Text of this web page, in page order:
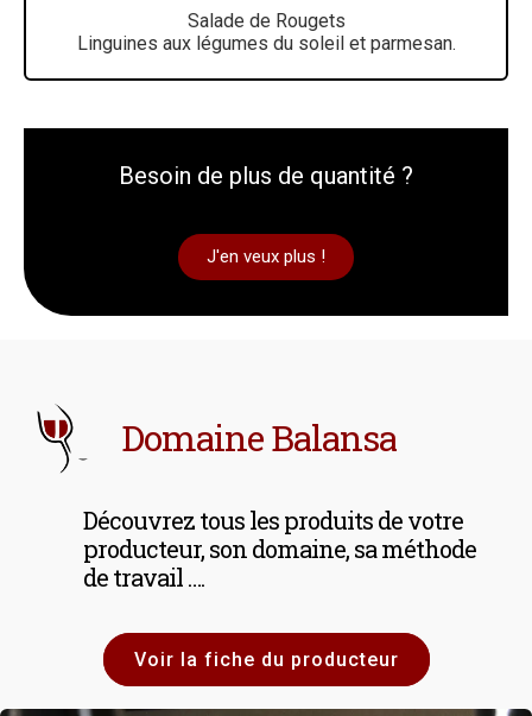
Salade de Rougets
Linguines aux légumes du soleil et parmesan.
Besoin de plus de quantité ?
J'en veux plus !
Domaine Balansa
Découvrez tous les produits de votre
producteur, son domaine, sa méthode
de travail ….